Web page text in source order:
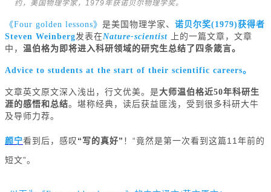
约，美国物理学家，1979年获诺贝尔物理学奖。
《Four golden lessons》 是美国物理学家、 诺贝尔奖(1979)获得者
Steven Weinberg发表在Nature-scientist
上的一篇文章，文章
中， 温伯格为即将进入科研领域的研究生总结了四条箴言。
Advice to students at the start of their scientific careers。
文章英文原文深入浅出，行文优美。是大师温伯格近50年科研生
涯的感悟和总结。堪称经典，读后获益匪浅，受到很多科研大牛
及导师力荐。
颜宁看到后，感叹“写的真好” ！“竟然是第一次看到这篇11年前的
短文”。